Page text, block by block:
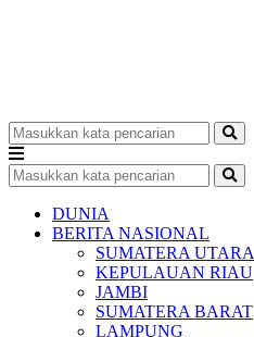
DUNIA
BERITA NASIONAL
SUMATERA UTARA
KEPULAUAN RIAU
JAMBI
SUMATERA BARAT
LAMPUNG